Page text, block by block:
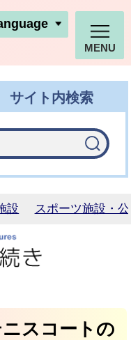
町ホームページ
MENU
サイト内検索
設 スポーツ施設・
スコートの